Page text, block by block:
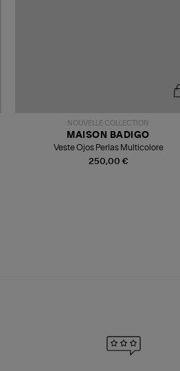
NOUVELLE COLLECTION
250,00 €
MAISON BADIGO
Veste Ojos Perlas Multicolore